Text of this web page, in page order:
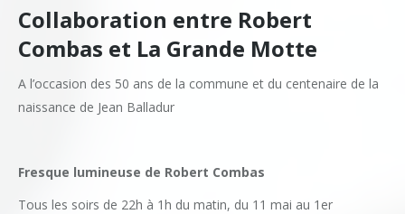
Collaboration entre Robert
Combas et La Grande Motte
A l’occasion des 50 ans de la commune et du centenaire de la
naissance de Jean Balladur
Fresque lumineuse de Robert Combas
Tous les soirs de 22h à 1h du matin, du 11 mai au 1er